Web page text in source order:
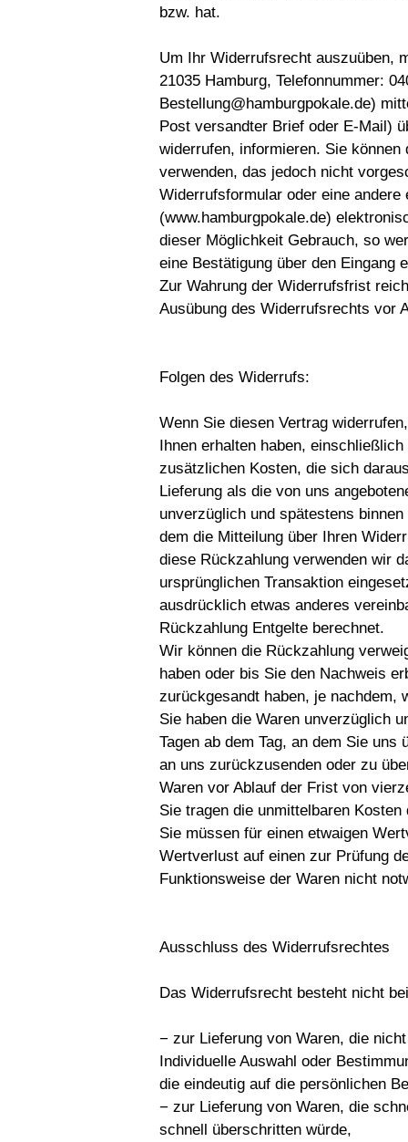
bzw. hat.
Um Ihr Widerrufsrecht auszuüben,
21035 Hamburg, Telefonnummer:
Bestellung@hamburgpokale.de)
Post versandter Brief oder E-Mail)
widerrufen, informieren. Sie
verwenden, das jedoch nicht
Widerrufsformular oder eine
(www.hamburgpokale.de)
dieser Möglichkeit Gebrauch, so
eine Bestätigung über den Eingang
Zur Wahrung der Widerrufsfrist
Ausübung des Widerrufsrechts vor
Folgen des Widerrufs:
Wenn Sie diesen Vertrag
Ihnen erhalten haben,
zusätzlichen Kosten, die sich
Lieferung als die von uns
unverzüglich und spätestens
dem die Mitteilung über Ihren
diese Rückzahlung verwenden wir
ursprünglichen Transaktion
ausdrücklich etwas anderes
Rückzahlung Entgelte berechnet.
Wir können die Rückzahlung
haben oder bis Sie den Nachweis
zurückgesandt haben, je nachdem,
Sie haben die Waren unverzüglich
Tagen ab dem Tag, an dem Sie
an uns zurückzusenden oder zu
Waren vor Ablauf der Frist von
Sie tragen die unmittelbaren
Sie müssen für einen etwaigen
Wertverlust auf einen zur Prüfung
Funktionsweise der Waren nicht
Ausschluss des Widerrufsrechtes
Das Widerrufsrecht besteht nicht
− zur Lieferung von Waren, die
Individuelle Auswahl oder
die eindeutig auf die persönlichen
− zur Lieferung von Waren, die
schnell überschritten würde,